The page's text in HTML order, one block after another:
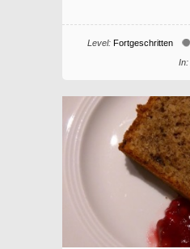
Level: Fortgeschritten
In: